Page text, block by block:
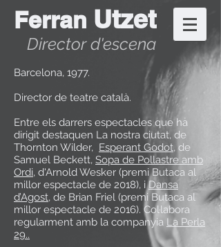
Ferran Utzet
Director d'escena
Barcelona, 1977.
Director de teatre català.
Entre els darrers espectacles que ha
dirigit destaquen La nostra ciutat, de
Thornton Wilder, Esperant Godot, de
Samuel Beckett, Sopa de Pollastre amb
Ordi, d'Arnold Wesker (premi Butaca al
millor espectacle de 2018), iDansa
d’Agost, de Brian Friel (premi Butaca al
millor espectacle de 2016). Col·labora
regularment amb la companyia La Perla
29..